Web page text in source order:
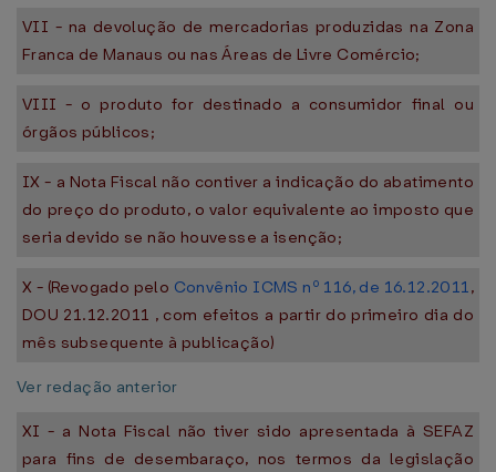
VII - na devolução de mercadorias produzidas na Zona
Franca de Manaus ou nas Áreas de Livre Comércio;
VIII - o produto for destinado a consumidor final ou
órgãos públicos;
IX - a Nota Fiscal não contiver a indicação do abatimento
do preço do produto, o valor equivalente ao imposto que
seria devido se não houvesse a isenção;
X - (Revogado pelo Convênio ICMS nº 116, de 16.12.2011,
DOU 21.12.2011 , com efeitos a partir do primeiro dia do
mês subsequente à publicação)
Ver redação anterior
XI - a Nota Fiscal não tiver sido apresentada à SEFAZ
para fins de desembaraço, nos termos da legislação